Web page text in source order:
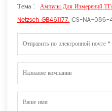
Тема : Ампулы Для Измерений
Netzsch GB461177. CS-NA-086-